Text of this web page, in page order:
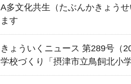
A多文化共生（たぶんかきょう
ます
きょういくニュース 第289号（
学校づくり「摂津市立鳥飼北小学